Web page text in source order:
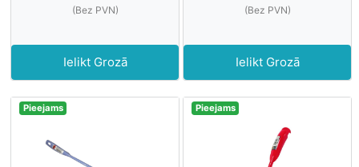
(Bez PVN)
Ielikt Grozā
(Bez PVN)
Ielikt Grozā
Pieejams Pieejams